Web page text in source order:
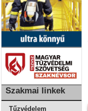
Szakmai linkek
Tűzvédelem